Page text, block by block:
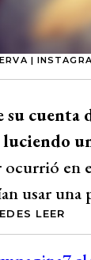
|
su
en
usar una
LEER